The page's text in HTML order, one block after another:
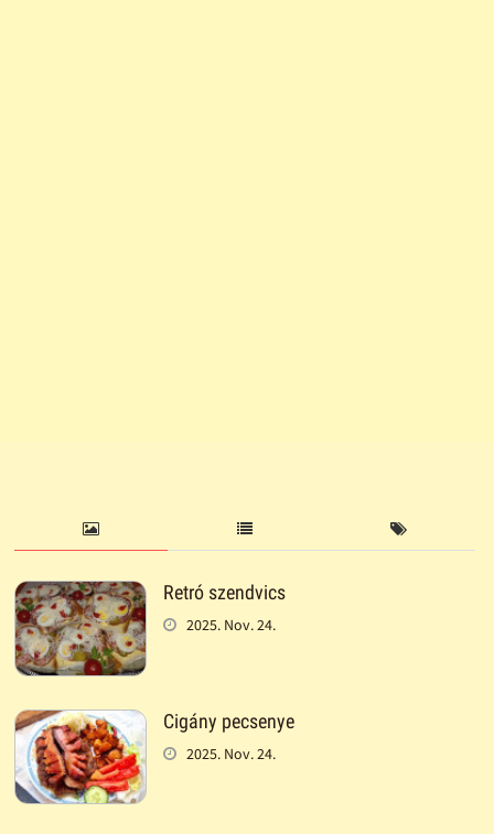
Retró szendvics
2025. Nov. 24.
Cigány pecsenye
2025. Nov. 24.